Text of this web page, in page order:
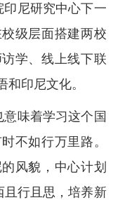
尼研究中心下一
级层面搭建两校
学、线上线下联
印尼文化。
味着学习这个国
不如行万里路。
风貌，中心计划
且行且思，培养新